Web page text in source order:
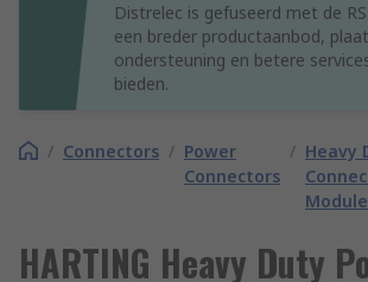
Distrelec is gefuseerd met de
een breder productaanbod,
ondersteuning en betere
bieden.
/ Connectors / Power
Connectors
/ Heavy
HARTING Heavy Duty